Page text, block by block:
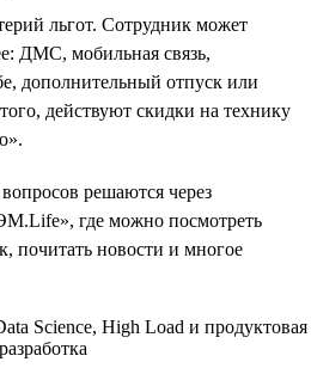
льгот. Сотрудник может
ДМС, мобильная связь,
дополнительный отпуск или
действуют скидки на технику
решаются через
где можно посмотреть
почитать новости и многое